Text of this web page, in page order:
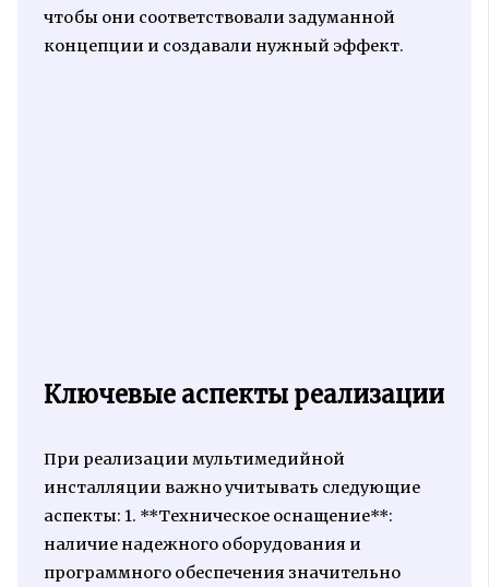
чтобы они соответствовали задуманной
концепции и создавали нужный эффект.
Ключевые аспекты реализации
При реализации мультимедийной
инсталляции важно учитывать следующие
аспекты: 1. **Техническое оснащение**:
наличие надежного оборудования и
программного обеспечения значительно